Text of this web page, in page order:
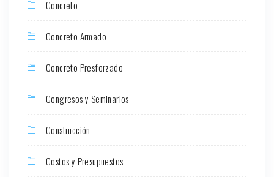
Concreto
Concreto Armado
Concreto Presforzado
Congresos y Seminarios
Construcción
Costos y Presupuestos